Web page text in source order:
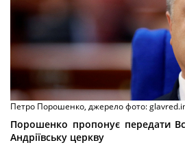
Петро Порошенко, джерело фото:
Порошенко пропонує передати
Андріївську церкву